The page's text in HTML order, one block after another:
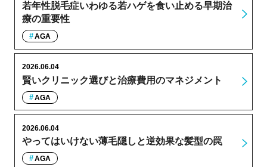
若年性脱毛症いわゆる若ハゲを食い止める早期治
療の重要性
AGA
賢いクリニック選びと治療費用のマネジメント
2026.06.04
AGA
やってはいけない薄毛隠しと逆効果な髪型の罠
2026.06.04
AGA